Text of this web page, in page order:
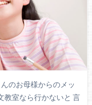
のお母様からのメッ
教室なら行かないと 言